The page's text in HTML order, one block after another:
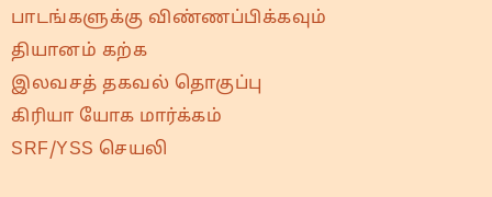
பாடங்களுக்கு விண்ணப்பிக்கவும்
தியானம் கற்க
இலவசத் தகவல் தொகுப்பு
கிரியா யோக மார்க்கம்
SRF/YSS செயலி